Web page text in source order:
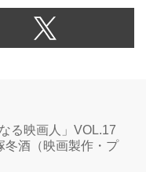
る映画人」VOL.17
冬酒（映画製作・プ